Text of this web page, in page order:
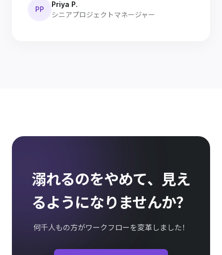
PP
Priya P.
シニアプロジェクトマネージャー
溺れるのをやめて、見え
るようになりませんか？
何千人もの方がワークフローを変革しました！